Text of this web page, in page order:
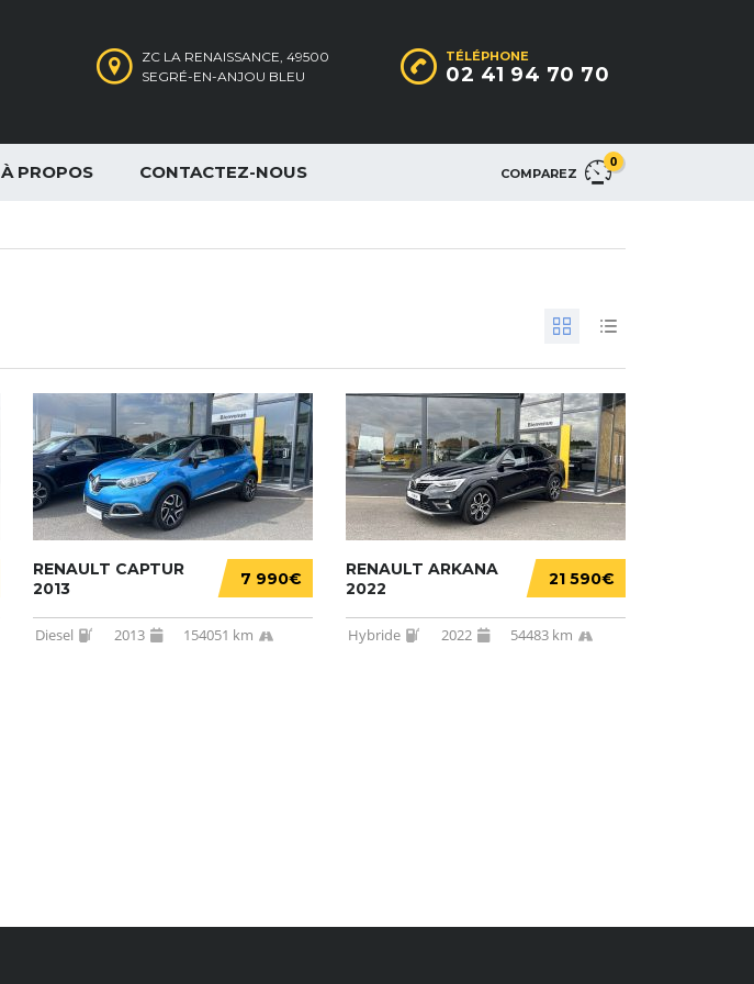
TÉLÉPHONE
02 41 94 70 70
ZC LA RENAISSANCE, 49500
SEGRÉ-EN-ANJOU BLEU
COMPAREZ
0
À PROPOS CONTACTEZ-NOUS
7 990€
RENAULT CAPTUR
2013
Diesel 2013 154051 km
21 590€
RENAULT ARKANA
2022
Hybride 2022 54483 km